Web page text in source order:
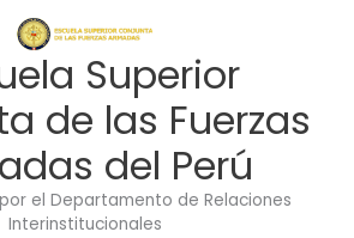
Superior
de las Fuerzas
del Perú
el Departamento de Relaciones
Interinstitucionales
principal